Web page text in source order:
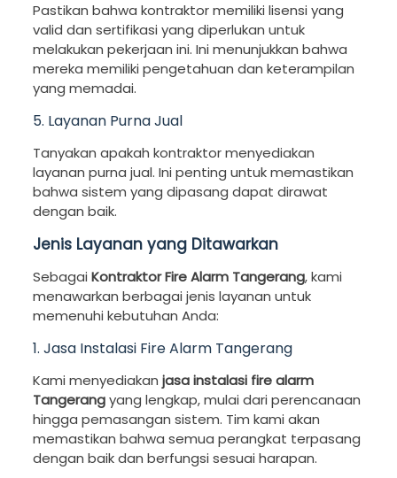
Pastikan bahwa kontraktor memiliki lisensi yang
valid dan sertifikasi yang diperlukan untuk
melakukan pekerjaan ini. Ini menunjukkan bahwa
mereka memiliki pengetahuan dan keterampilan
yang memadai.
5. Layanan Purna Jual
Tanyakan apakah kontraktor menyediakan
layanan purna jual. Ini penting untuk memastikan
bahwa sistem yang dipasang dapat dirawat
dengan baik.
Jenis Layanan yang Ditawarkan
Sebagai Kontraktor Fire Alarm Tangerang, kami
menawarkan berbagai jenis layanan untuk
memenuhi kebutuhan Anda:
1. Jasa Instalasi Fire Alarm Tangerang
Kami menyediakan jasa instalasi fire alarm
Tangerangyang lengkap, mulai dari perencanaan
hingga pemasangan sistem. Tim kami akan
memastikan bahwa semua perangkat terpasang
dengan baik dan berfungsi sesuai harapan.